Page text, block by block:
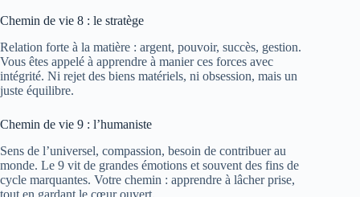
Chemin de vie 8 : le stratège
Relation forte à la matière : argent, pouvoir, succès, gestion.
Vous êtes appelé à apprendre à manier ces forces avec
intégrité. Ni rejet des biens matériels, ni obsession, mais un
juste équilibre.
Chemin de vie 9 : l’humaniste
Sens de l’universel, compassion, besoin de contribuer au
monde. Le 9 vit de grandes émotions et souvent des fins de
cycle marquantes. Votre chemin : apprendre à lâcher prise,
tout en gardant le cœur ouvert.